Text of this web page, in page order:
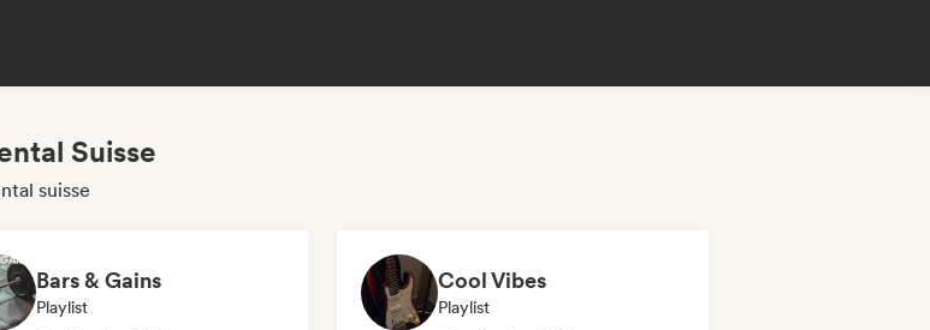
Suisse
suisse
Bars & Gains
Playlist
Cool Vibes
Playlist